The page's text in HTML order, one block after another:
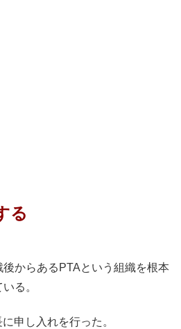
る
からあるPTAという組織を根本
る。
申し入れを行った。